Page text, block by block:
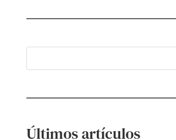
Últimos artículos